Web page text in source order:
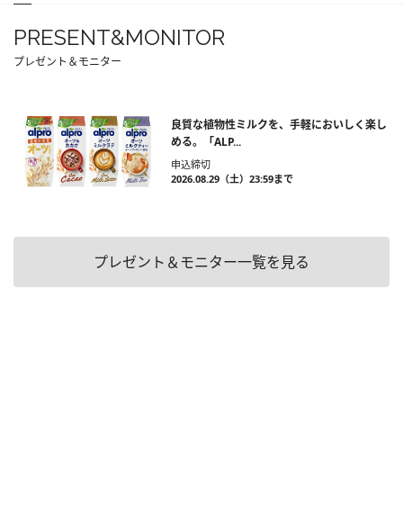
PRESENT&MONITOR
プレゼント＆モニター
良質な植物性ミルクを、手軽においしく楽し
める。「ALP...
申込締切
2026.08.29（土）23:59まで
プレゼント＆モニター一覧を見る